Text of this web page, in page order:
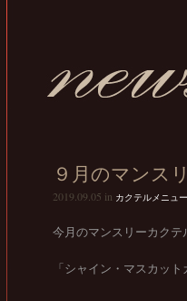
９月のマンス
2019.09.05 in カクテルメニュ
今月のマンスリーカクテ
「シャイン・マスカッ